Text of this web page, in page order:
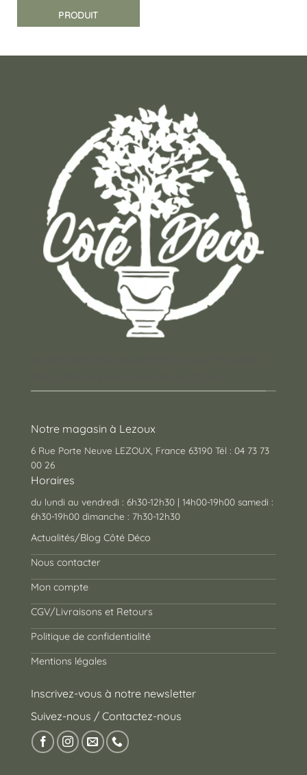
PRODUIT
Notre magasin à Lezoux
6 Rue Porte Neuve LEZOUX, France 63190 Tél : 04 73 73
00 26
Horaires
du lundi au vendredi : 6h30-12h30 | 14h00-19h00 samedi :
6h30-19h00 dimanche : 7h30-12h30
Actualités/Blog Côté Déco
Nous contacter
Mon compte
CGV/Livraisons et Retours
Politique de confidentialité
Mentions légales
Inscrivez-vous à notre newsletter
Suivez-nous / Contactez-nous